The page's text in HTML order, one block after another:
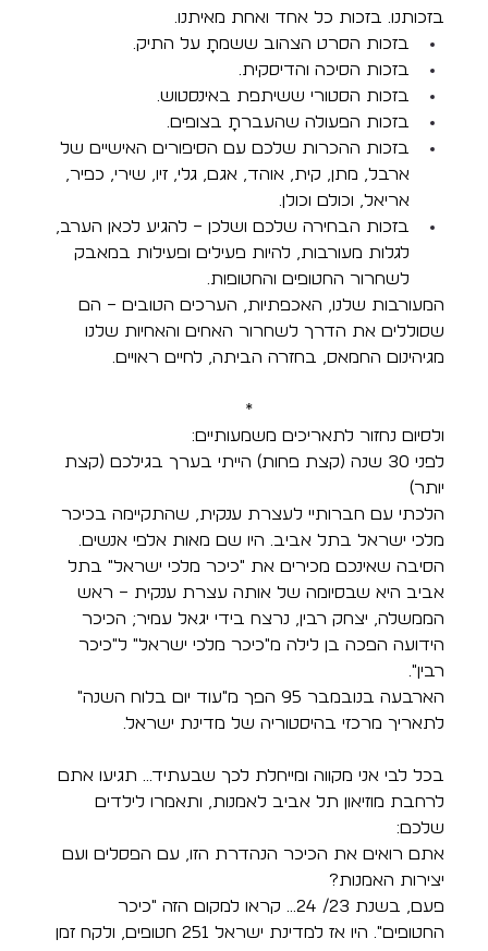
בזכותנו. בזכות כל אחד ואחת מאיתנו.
בזכות הסרט הצהוב ששמתָ על התיק.
בזכות הסיכה והדיסקית.
בזכות הסטורי ששיתפת באינסטוש.
בזכות הפעולה שהעברתָ בצופים.
בזכות ההכרות שלכם עם הסיפורים האישיים של
ארבל, מתן, קית, אוהד, אגם, גלי, זיו, שירי, כפיר,
אריאל, וכולם וכולן.
בזכות הבחירה שלכם ושלכן – להגיע לכאן הערב,
לגלות מעורבות, להיות פעילים ופעילות במאבק
לשחרור החטופים והחטופות.
המעורבות שלנו, האכפתיות, הערכים הטובים – הם
שסוללים את הדרך לשחרור האחים והאחיות שלנו
מגיהינום החמאס, בחזרה הביתה, לחיים ראויים.
*
ולסיום נחזור לתאריכים משמעותיים:
לפני 30 שנה (קצת פחות) הייתי בערך בגילכם (קצת
יותר)
הלכתי עם חברותיי לעצרת ענקית, שהתקיימה בכיכר
מלכי ישראל בתל אביב. היו שם מאות אלפי אנשים.
הסיבה שאינכם מכירים את "כיכר מלכי ישראל" בתל
אביב היא שבסיומה של אותה עצרת ענקית – ראש
הממשלה, יצחק רבין, נרצח בידי יגאל עמיר; הכיכר
הידועה הפכה בן לילה מ"כיכר מלכי ישראל" ל"כיכר
רבין".
הארבעה בנובמבר 95 הפך מ"עוד יום בלוח השנה"
לתאריך מרכזי בהיסטוריה של מדינת ישראל.
בכל לבי אני מקווה ומייחלת לכך שבעתיד... תגיעו אתם
לרחבת מוזיאון תל אביב לאמנות, ותאמרו לילדים
שלכם:
אתם רואים את הכיכר הנהדרת הזו, עם הפסלים ועם
יצירות האמנות?
פעם, בשנת 23/ 24... קראו למקום הזה "כיכר
החטופים". היו אז למדינת ישראל 251 חטופים, ולקח זמן